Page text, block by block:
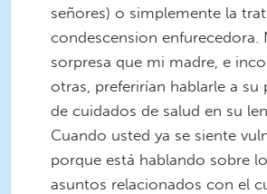
señores) o simplemente la
condescension enfurecedora.
sorpresa que mi madre, e
otras, preferirían hablarle a su
de cuidados de salud en su
Cuando usted ya se siente
porque está hablando sobre
asuntos relacionados con el